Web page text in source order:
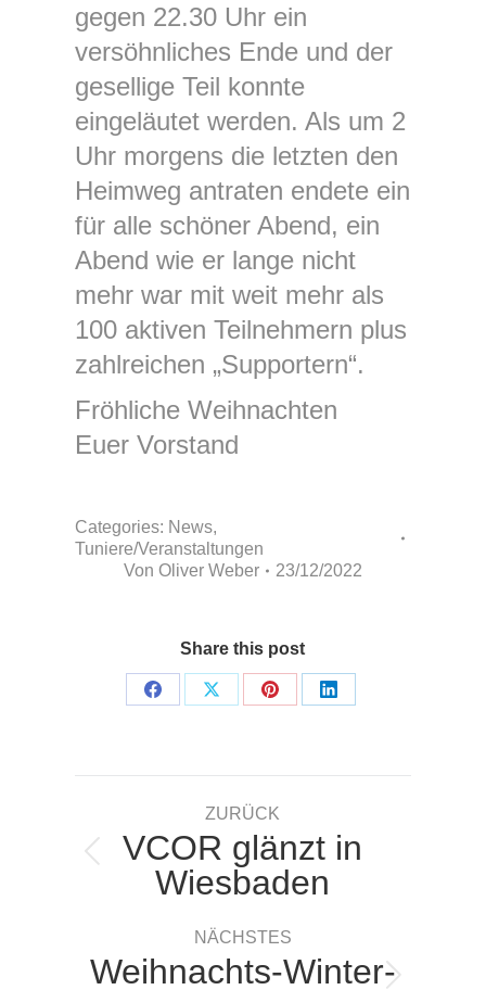
gegen 22.30 Uhr ein
versöhnliches Ende und der
gesellige Teil konnte
eingeläutet werden. Als um 2
Uhr morgens die letzten den
Heimweg antraten endete ein
für alle schöner Abend, ein
Abend wie er lange nicht
mehr war mit weit mehr als
100 aktiven Teilnehmern plus
zahlreichen „Supportern“.
Fröhliche Weihnachten
Euer Vorstand
Categories: News,
Tuniere/Veranstaltungen
Von Oliver Weber 23/12/2022
Share this post
Share
Share
Share
Share
ZURÜCK
Vorheriger
Beitrag:
VCOR glänzt in
Wiesbaden
NÄCHSTES
Weihnachts-Winter-